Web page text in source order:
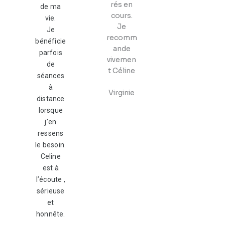
de ma
vie.
Je
bénéficie
parfois
de
séances
à
distance
lorsque
j’en
ressens
le besoin.
Celine
est à
l’écoute ,
sérieuse
et
honnête.
rés en
cours.
Je
recomm
ande
vivemen
t Céline
Virginie